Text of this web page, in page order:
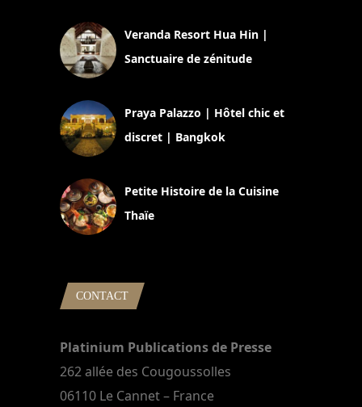
Veranda Resort Hua Hin |
Sanctuaire de zénitude
Praya Palazzo | Hôtel chic et
discret | Bangkok
Petite Histoire de la Cuisine
Thaïe
CONTACT
Platinium Publications de Presse
262 allée des Cougoussolles
06110 Le Cannet – France